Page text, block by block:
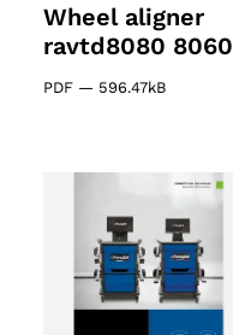
61 products
Wheel aligner
ravtd8080 8060
PDF — 596.47kB